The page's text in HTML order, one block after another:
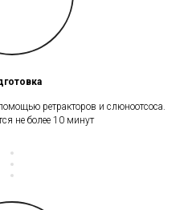
ретракторов и слюноотсоса.
не более 10 минут